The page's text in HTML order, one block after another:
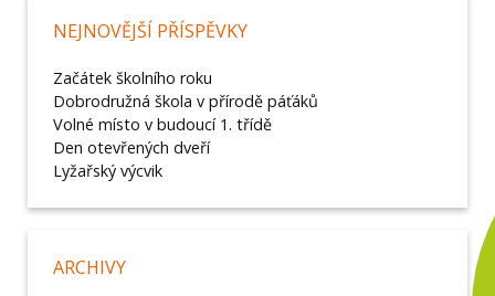
NEJNOVĚJŠÍ PŘÍSPĚVKY
Začátek školního roku
Dobrodružná škola v přírodě páťáků
Volné místo v budoucí 1. třídě
Den otevřených dveří
Lyžařský výcvik
ARCHIVY